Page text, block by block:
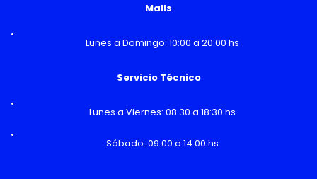
Malls
Lunes a Domingo: 10:00 a 20:00 hs
Servicio Técnico
Lunes a Viernes: 08:30 a 18:30 hs
Sábado: 09:00 a 14:00 hs